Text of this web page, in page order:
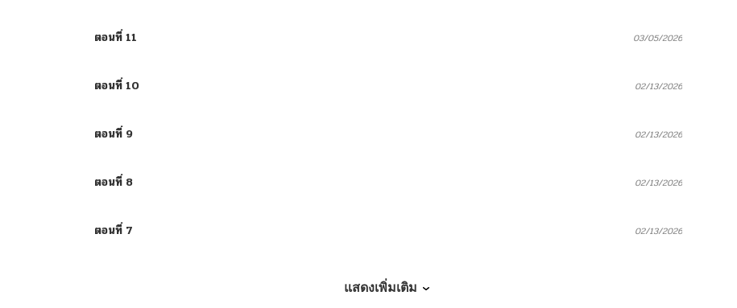
ตอนที่ 11 03/05/2026
ตอนที่ 10 02/13/2026
ตอนที่ 9 02/13/2026
ตอนที่ 8 02/13/2026
ตอนที่ 7 02/13/2026
แสดงเพิ่มเติม